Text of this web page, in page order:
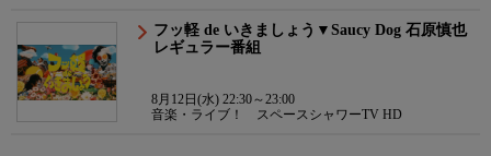
フッ軽 de いきましょう▼Saucy Dog 石原慎也
レギュラー番組
8月12日(水) 22:30～23:00
音楽・ライブ！ スペースシャワーTV HD